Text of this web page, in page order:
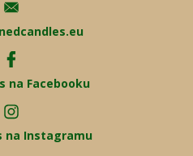
na Facebooku
na Instagramu